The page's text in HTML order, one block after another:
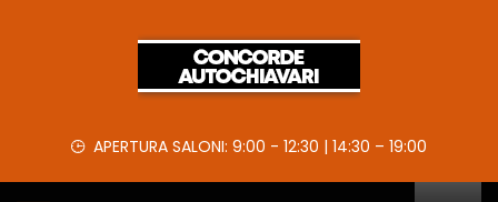
APERTURA SALONI: 9:00 - 12:30 | 14:30 – 19:00